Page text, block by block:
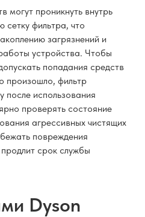
могут проникнуть внутрь
сетку фильтра, что
загрязнений и
устройства. Чтобы
попадания средств
произошло, фильтр
после использования
проверять состояние
агрессивных чистящих
повреждения
срок службы
Dyson